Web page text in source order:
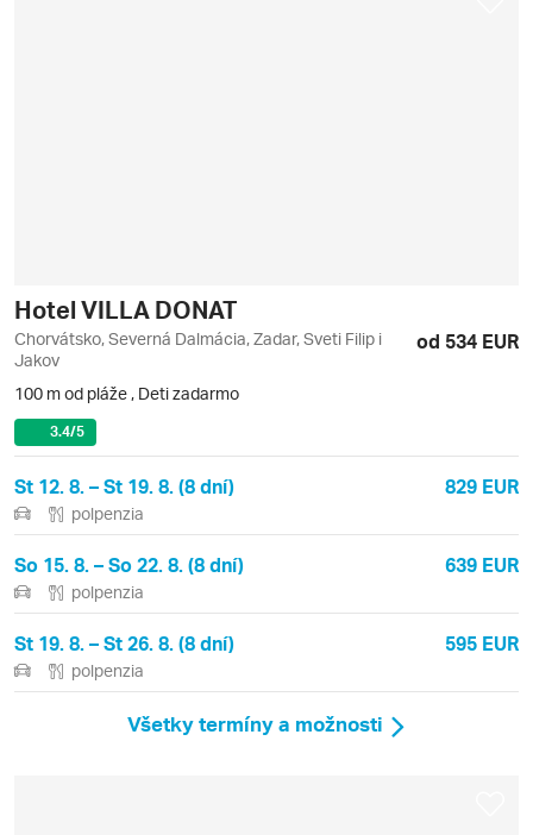
Hotel VILLA DONAT
Chorvátsko, Severná Dalmácia, Zadar, Sveti Filip i
Jakov
od 534 EUR
100 m od pláže , Deti zadarmo
3.4/5
St 12. 8. – St 19. 8. (8 dní) 829 EUR
polpenzia
So 15. 8. – So 22. 8. (8 dní) 639 EUR
polpenzia
St 19. 8. – St 26. 8. (8 dní) 595 EUR
polpenzia
Všetky termíny a možnosti